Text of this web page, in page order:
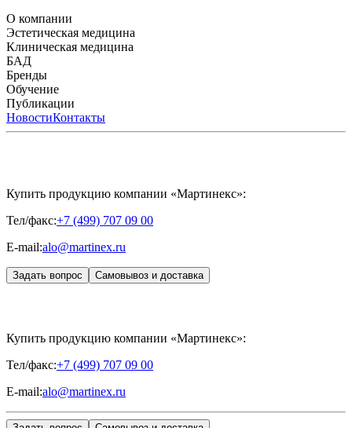
О компании
История компанииНаучный центр
центрПатентыЛаборатория
Мезотерапии
Эстетическая медицина
БиорепарацияФиллеры
пилинги
Клиническая медицина
HYALREPAIR® CHONDROreparant
DENTAL
FILLER INTIMO
БАД
CYTOHYALEX
Бренды
APRILINE®
InternationalHYALREPAIR®
ХОНДРОРЕПАРАНТ®
ДЕНТАЛMESALTERA BY DR. MIKHAYLOVAMEDIC
Обучение
Расписание мероприятий
обученияПреподаватели
Публикации
ЖУРНАЛ LES NOUVELLES ESTHÉTIQUES
«ИНЪЕКЦИОННАЯ КОСМЕТОЛОГИЯ»ЖУРНАЛ
НовостиКонтакты
Купить продукцию компании «Мартинекс»:
Тел/факс:+7 (499) 707 09 00
E-mail:alo@martinex.ru
Задать вопрос Самовывоз и доставка
Купить продукцию компании «Мартинекс»:
Тел/факс:+7 (499) 707 09 00
E-mail:alo@martinex.ru